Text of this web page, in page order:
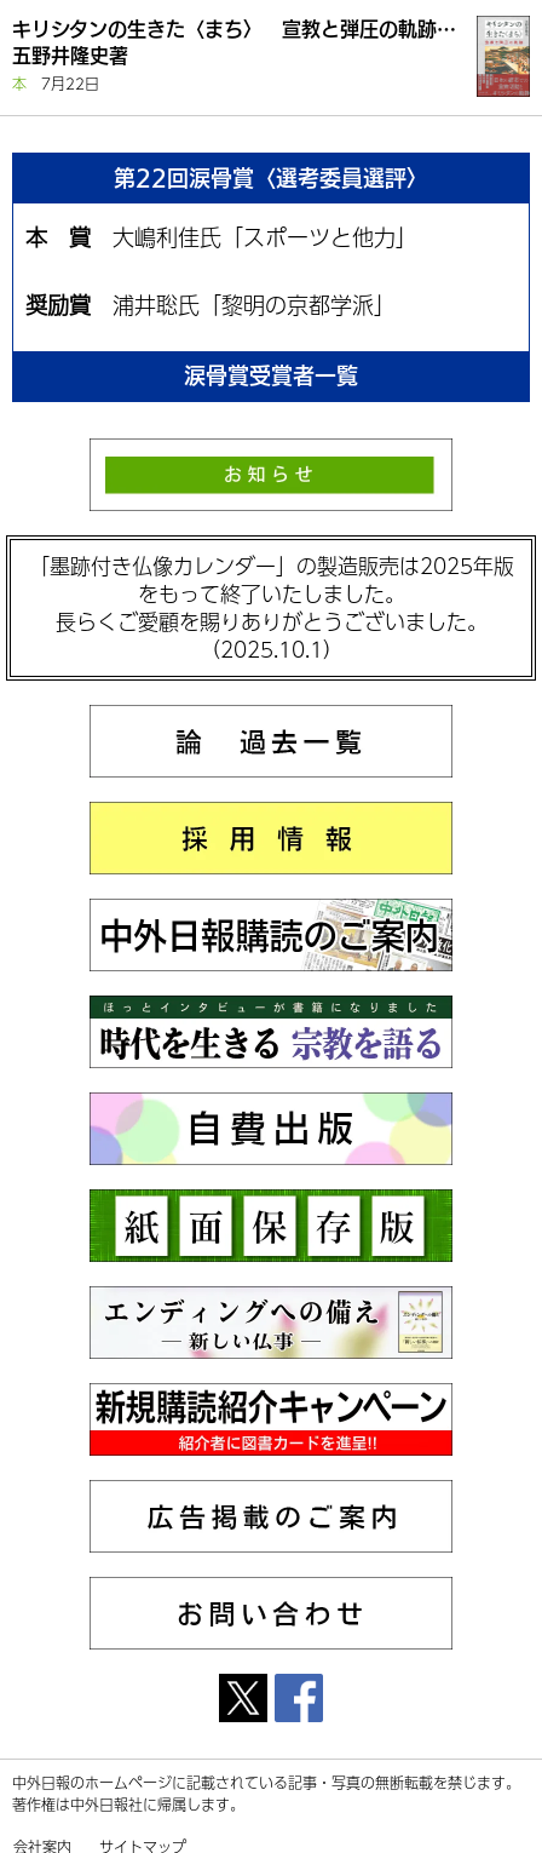
キリシタンの生きた〈まち〉 宣教と弾圧の軌跡…
五野井隆史著
本 7月22日
第22回涙骨賞〈選考委員選評〉
本 賞 大嶋利佳氏「スポーツと他力」
奨励賞 浦井聡氏「黎明の京都学派」
涙骨賞受賞者一覧
「墨跡付き仏像カレンダー」の製造販売は2025年版
をもって終了いたしました。
長らくご愛顧を賜りありがとうございました。
（2025.10.1）
中外日報のホームページに記載されている記事・写真の無断転載を禁じます。
著作権は中外日報社に帰属します。
会社案内
サイトマップ